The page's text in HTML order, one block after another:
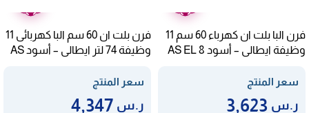
فرن البا بلت ان كهرباء 60 سم 11
وظيفة ايطالى – أسود AS EL 8
سعر المنتج
ر.س
فرن بلت ان 60 سم البا كهربائى 11
وظيفة 74 لتر ايطالى – أسود AS
سعر المنتج
ر.س